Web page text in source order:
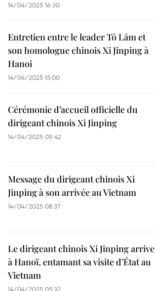
14/04/2025 16:30
Entretien entre le leader Tô Lâm et
son homologue chinois Xi Jinping à
Hanoi
14/04/2025 15:00
Cérémonie d’accueil officielle du
dirigeant chinois Xi Jinping
14/04/2025 09:42
Message du dirigeant chinois Xi
Jinping à son arrivée au Vietnam
14/04/2025 08:37
Le dirigeant chinois Xi Jinping arrive
à Hanoï, entamant sa visite d’État au
Vietnam
14/04/2025 05:32